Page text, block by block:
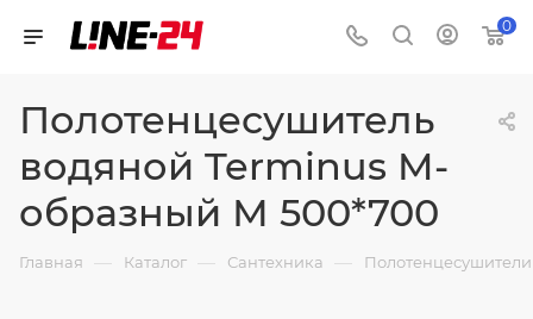
0
Полотенцесушитель
водяной Terminus M-
образный М 500*700
Главная — Каталог — Сантехника — Полотенцесушители